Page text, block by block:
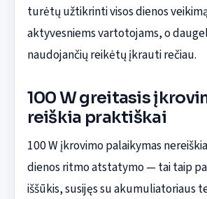
turėtų užtikrinti visos dienos
aktyvesniems vartotojams, o
naudojančių reikėtų įkrauti rečiau.
100 W greitasis
reiškia praktiškai
100 W įkrovimo palaikymas
dienos ritmo atstatymo — tai taip
iššūkis, susijęs su akumuliatoriaus